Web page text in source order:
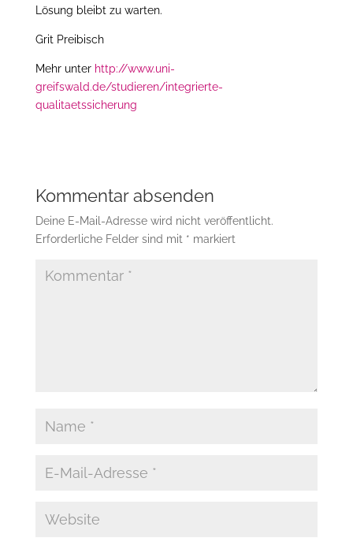
Lösung bleibt zu warten.
Grit Preibisch
Mehr unter http://www.uni-
greifswald.de/studieren/integrierte-
qualitaetssicherung
Kommentar absenden
Deine E-Mail-Adresse wird nicht veröffentlicht.
Erforderliche Felder sind mit * markiert